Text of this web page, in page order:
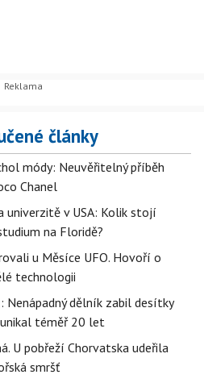
články
módy: Neuvěřitelný příběh
Chanel
univerzitě v USA: Kolik stojí
na Floridě?
u Měsíce UFO. Hovoří o
technologii
Nenápadný dělník zabil desítky
unikal téměř 20 let
U pobřeží Chorvatska udeřila
smršť